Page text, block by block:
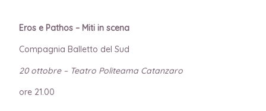
Eros e Pathos – Miti in scena
Compagnia Balletto del Sud
20 ottobre – Teatro Politeama Catanzaro
ore 21.00